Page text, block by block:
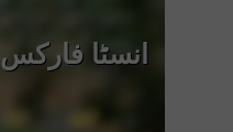
انسٹا